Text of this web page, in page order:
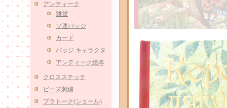
アンティーク
雑貨
ソ連バッジ
カード
バッジ キャラクタ
アンティーク絵本
クロスステッチ
ビーズ刺繍
プラトーク(ショール)